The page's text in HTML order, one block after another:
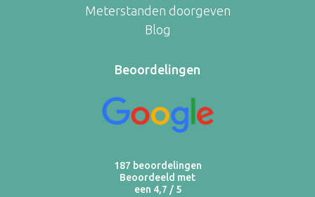
Meterstanden doorgeven
Blog
Beoordelingen
187 beoordelingen
Beoordeeld met
een 4,7 / 5